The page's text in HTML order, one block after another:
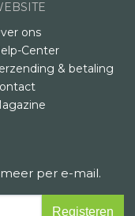
ons
Center
& betaling
per e-mail.